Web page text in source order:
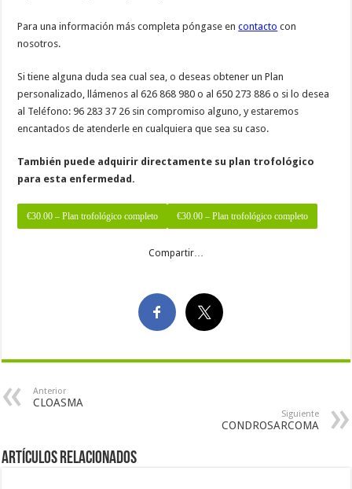
Para una información más completa póngase encontacto con
nosotros.
Si tiene alguna duda sea cual sea, o deseas obtener un Plan
personalizado, llámenos al 626 868 980 o al 650 273 886 o si lo desea
al Teléfono: 96 283 37 26 sin compromiso alguno, y estaremos
encantados de atenderle en cualquiera que sea su caso.
También puede adquirir directamente su plan trofológico
para esta enfermedad.
€30.00 – Plan trofológico completo
Compartir…
Anterior
CLOASMA
Siguiente
CONDROSARCOMA
Artículos Relacionados